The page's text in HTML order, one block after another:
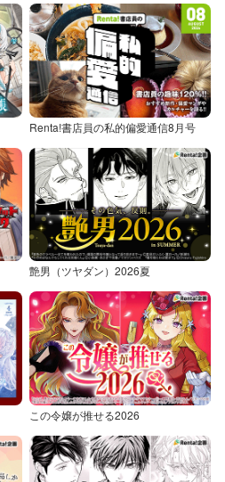
Renta!書店員の私的偏愛通信8月号
艶男（ツヤダン）2026夏
この令嬢が推せる2026